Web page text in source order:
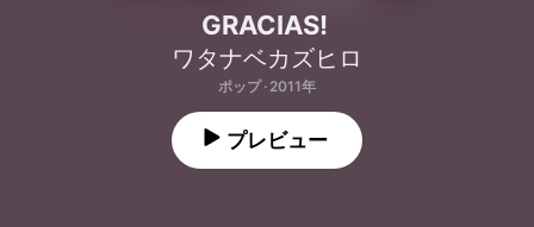
GRACIAS!
ワタナベカズヒロ
ポップ · 2011年
プレビュー